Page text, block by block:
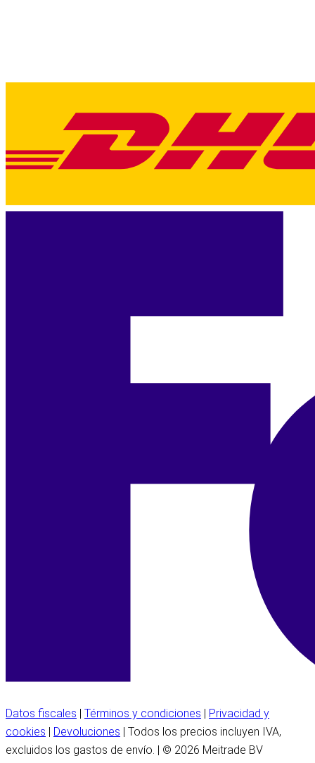
Datos fiscales Términos y condiciones
Privacidad y
cookies
Devoluciones | Todos los precios incluyen IVA,
excluidos los gastos de envío. | © 2026 Meitrade BV